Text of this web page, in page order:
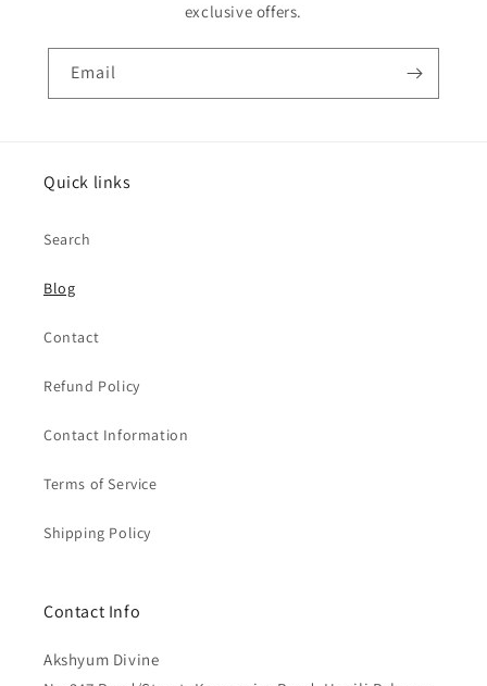
exclusive offers.
Email
Quick links
Search
Blog
Contact
Refund Policy
Contact Information
Terms of Service
Shipping Policy
Contact Info
Akshyum Divine